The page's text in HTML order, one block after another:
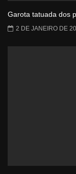
Garota tatuada dos
2 DE JANEIRO DE